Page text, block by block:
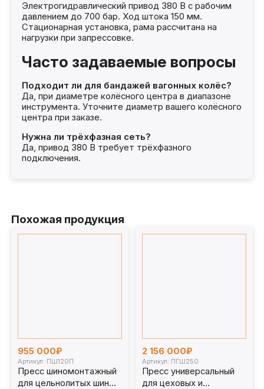
Электрогидравлический привод 380 В с рабочим
давлением до 700 бар. Ход штока 150 мм.
Стационарная установка, рама рассчитана на
нагрузки при запрессовке.
Часто задаваемые вопросы
Подходит ли для бандажей вагонных колёс?
Да, при диаметре колёсного центра в диапазоне
инструмента. Уточните диаметр вашего колёсного
центра при заказе.
Нужна ли трёхфазная сеть?
Да, привод 380 В требует трёхфазного
подключения.
Похожая продукция
955 000₽
Артикул: ПШ120П
Пресс шиномонтажный
для цельнолитых шин
2 156 000₽
Артикул: ПГШ250
Пресс универсальный
для цеховых и